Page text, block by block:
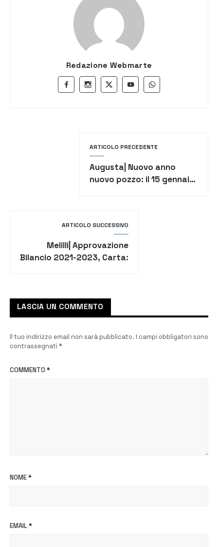
Redazione Webmarte
ARTICOLO PRECEDENTE
Augusta| Nuovo anno
nuovo pozzo: il 15 gennaio
ARTICOLO SUCCESSIVO
Melilli| Approvazione
Bilancio 2021-2023, Carta:
LASCIA UN COMMENTO
Il tuo indirizzo email non sarà pubblicato. I campi obbligatori sono
contrassegnati *
COMMENTO *
NOME*
EMAIL*